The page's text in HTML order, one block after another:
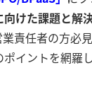
けた課題と解
業責任者の方必
イントを網羅